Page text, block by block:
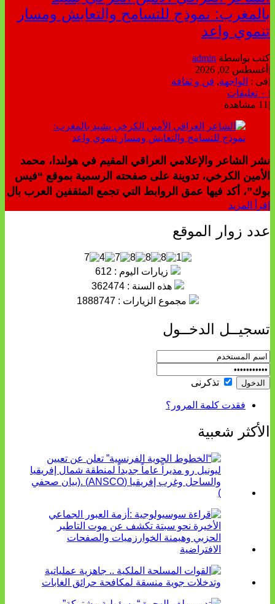
بالمغرب: نموذج للتسامح والتعايش ومسار
تنموي واعد
كتب بواسطة admin
| أغسطس 02, 2026
|فى : الواجهة, فن و ثقافة
|
| 11 مشاهدة
نشر الشاعر والإعلامي العراقي المقيم في هولندا، محمد
الأمين الكرخي، تدوينة على صفحته الرسمية بموقع “فيس
بوك”، أكد فيها عمق الروابط التي تجمع المثقفين العرب بال
إقرأ المزيد
عدد زوار الموقع
زيارات اليوم : 612
هذه السنة : 362474
مجموع الزيارات : 1888747
تسجيــل الدخــول
تذكرنى
فقدت كلمة المرور؟
الأكثر شعبية